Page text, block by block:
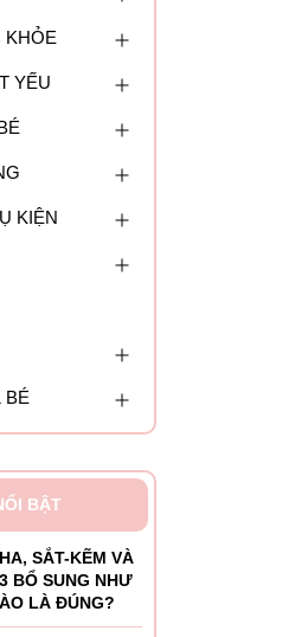
KHỎE
YẾU
KIỆN
BÉ
BẬT
SẮT-KẼM VÀ
BỔ SUNG NHƯ
LÀ ĐÚNG?